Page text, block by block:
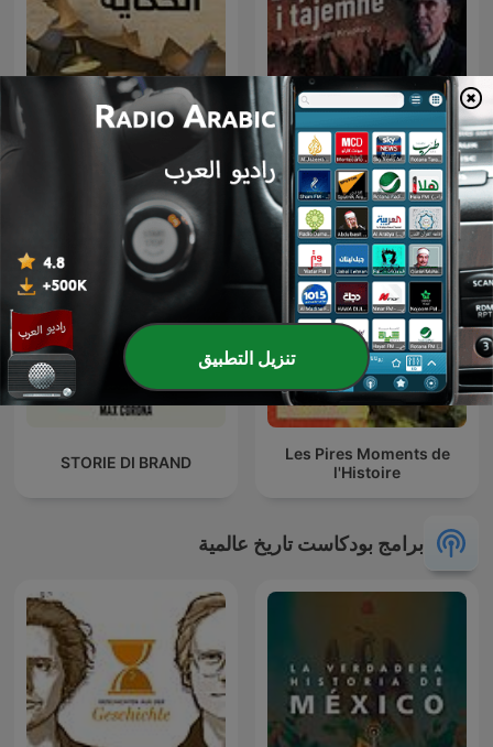
Tajemné dějiny
Les Pires Moments de
l'Histoire
STORIE DI BRAND
برامج بودكاست تاريخ عالمية
تنزيل التطبيق